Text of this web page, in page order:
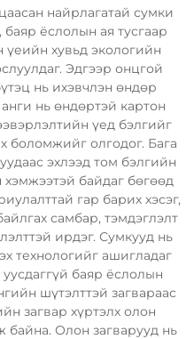
найрлагатай сумки
ёслолын ая тусгаар
үеийн хувьд экологийн
Эдгээр онцгой
нь ихэвчлэн өндөр
нь өндөртэй картон
үед бэлгийг
боломжийг олгодог. Бага
эхлээд том бэлгийн
хэмжээтэй байдаг бөгөөд
гар барих хэсэг,
самбар, тэмдэглэлт
ирдэг. Сумкууд нь
технологийг ашигладаг
баяр ёслолын
шүтэлттэй загвараас
загвар хүртэлх олон
байна. Олон загварууд нь